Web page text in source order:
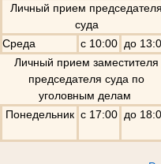
Личный прием председателя
суда
Среда
с 10:00 до
Личный прием заместителя
председателя суда по
уголовным делам
Понедельник с 17:00 до